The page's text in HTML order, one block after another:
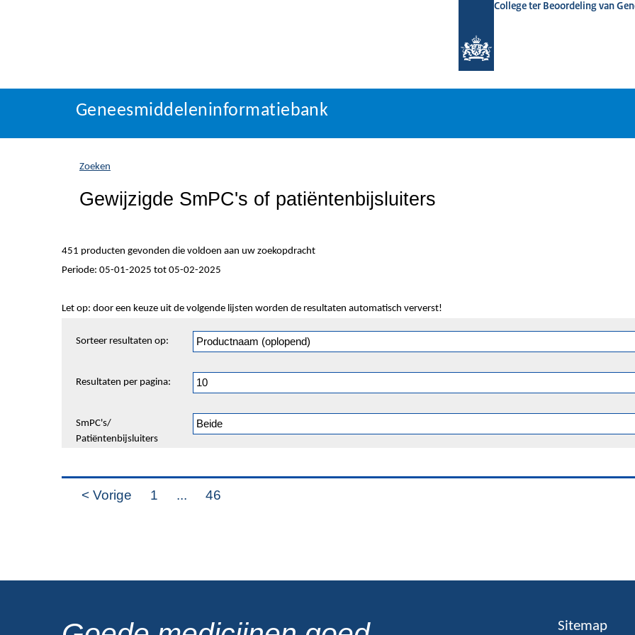
College ter Beoordeling van
Geneesmiddeleninformatiebank
U
zich
hier:
Geneesmiddeleninformatiebank
Zoeken
Gewijzigde SmPC's of patiëntenbijsluiters
451 producten gevonden die voldoen aan uw zoekopdracht
Periode: 05-01-2025 tot 05-02-2025
Let op: door een keuze uit de volgende lijsten worden de resultaten automatisch ververst!
en
Sorteer resultaten op:
Resultaten per pagina:
SmPC's/
Patiëntenbijsluiters
< Vorige 1 ... 46
Sitemap